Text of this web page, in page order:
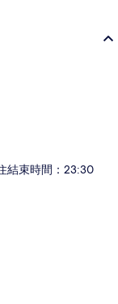
結束時間：23:30